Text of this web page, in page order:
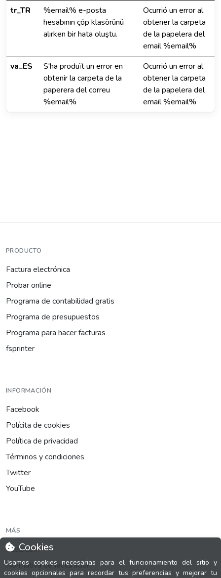
tr_TR
%email% e-posta
hesabının çöp klasörünü
alırken bir hata oluştu.
Ocurrió un error al
obtener la carpeta
de la papelera del
email %email%
va_ES
S'ha produït un error en
obtenir la carpeta de la
paperera del correu
%email%
Ocurrió un error al
obtener la carpeta
de la papelera del
email %email%
Cookies
Usamos cookies necesarias para el funcionamiento del sitio y
cookies opcionales para recordar tus preferencias y mejorar tu
PRODUCTO
Factura electrónica
Probar online
Programa de contabilidad gratis
Programa de presupuestos
Programa para hacer facturas
fsprinter
INFORMACIÓN
Facebook
Polícita de cookies
Política de privacidad
Términos y condiciones
Twitter
YouTube
MÁS
FactuCon
Normativa de facturación